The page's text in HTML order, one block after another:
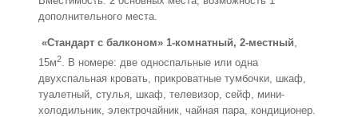
дополнительного места.
«Стандарт с балконом» 1-комнатный, 2-местный
15м2
. В номере: две односпальные или одна
двухспальная кровать, прикроватные тумбочки, шкаф,
туалетный, стулья, шкаф, телевизор, сейф, мини-
холодильник, электрочайник, чайная пара, кондиционер.